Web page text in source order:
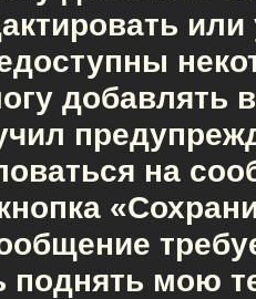
добавлять
на
поднять мою